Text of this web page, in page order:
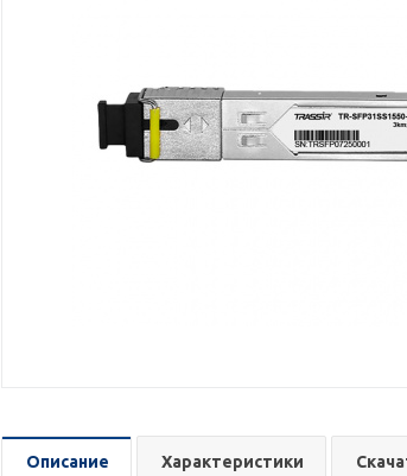
Описание Характеристики